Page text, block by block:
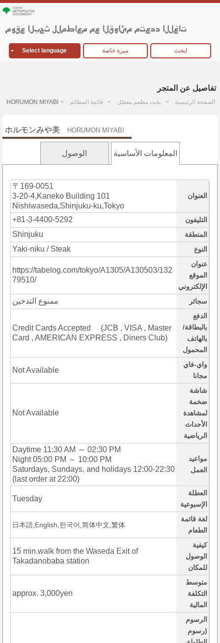
Select language ميزة خاصة ابحث
تفاصيل عن المتجر
الصفحة الرئيسية بحث مطعم مفصّل قائمة المطائم HORUMON MIYABI
ホルモンみや美 HORUMON MIYABI
المعلومات الأساسية الوصول
العنوان
〒169-0051
3-20-4,Kaneko Building 101
Nishiwaseda,Shinjuku-ku,Tokyo
التليفون +81-3-4400-5292
المنطقة Shinjuku
النوع Yaki-niku / Steak
عنوان
الموقع
الإلكتروني
https://tabelog.com/tokyo/A1305/A130503/132
79510/
سجائر ممنوع التدخين
الدفع
بالبطاقة/
بالهاتف
المحمول
Credit Cards Accepted (JCB , VISA , Master
Card , AMERICAN EXPRESS , Diners Club)
واي-فاي
مجانا
Not Available
شاشة
ضخمة
لمشاهدة
الأحداث
الرياضية
Not Available
مواعيد
العمل
Daytime 11:30 AM ～ 02:30 PM
Night 05:00 PM ～ 10:00 PM
Saturdays, Sundays, and holidays 12:00-22:30
(last order at 22:00)
العطلة
الإسبوعية
Tuesday
لغة قائمة
الطعام
日本語,English,한국어,简体中文,繁体
كيفية
الوصول
للمكان
15 min.walk from the Waseda Exit of
Takadanobaba station
متوسط
التكلفة
المالية
approx. 3,000yen
الرسوم
(رسوم